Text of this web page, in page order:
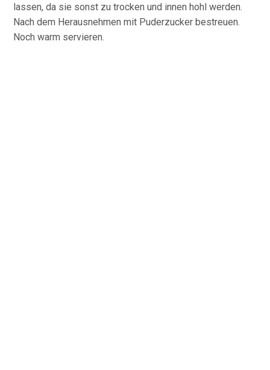
lassen, da sie sonst zu trocken und innen hohl werden.
Nach dem Herausnehmen mit Puderzucker bestreuen.
Noch warm servieren.